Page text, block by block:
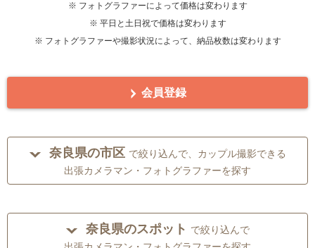
※ フォトグラファーによって価格は変わります
※ 平日と土日祝で価格は変わります
※ フォトグラファーや撮影状況によって、納品枚数は変わります
会員登録
奈良県の市区 で絞り込んで、カップル撮影できる
出張カメラマン・フォトグラファーを探す
奈良県のスポット で絞り込んで